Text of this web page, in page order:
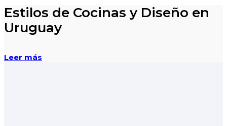
Estilos de Cocinas y Diseño en
Uruguay
Leer más